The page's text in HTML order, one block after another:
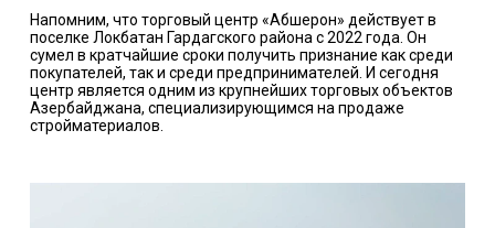
Напомним, что торговый центр «Абшерон» действует в
поселке Локбатан Гардагского района с 2022 года. Он
сумел в кратчайшие сроки получить признание как среди
покупателей, так и среди предпринимателей. И сегодня
центр является одним из крупнейших торговых объектов
Азербайджана, специализирующимся на продаже
стройматериалов.